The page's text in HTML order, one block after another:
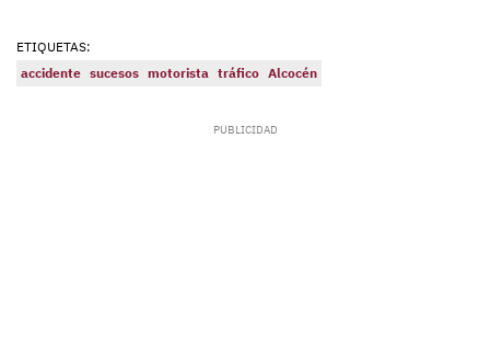
ETIQUETAS:
accidente sucesos motorista tráfico Alcocén